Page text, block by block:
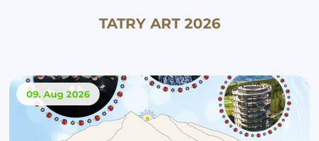
TATRY ART 2026
09. Aug 2026